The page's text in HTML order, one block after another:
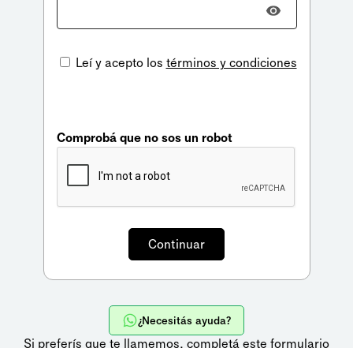
Leí y acepto los términos y condiciones
Comprobá que no sos un robot
¿Necesitás ayuda?
Si preferís que te llamemos, completá este formulario